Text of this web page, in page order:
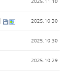
2025.11.10
2025.10.30
2025.10.30
2025.10.29